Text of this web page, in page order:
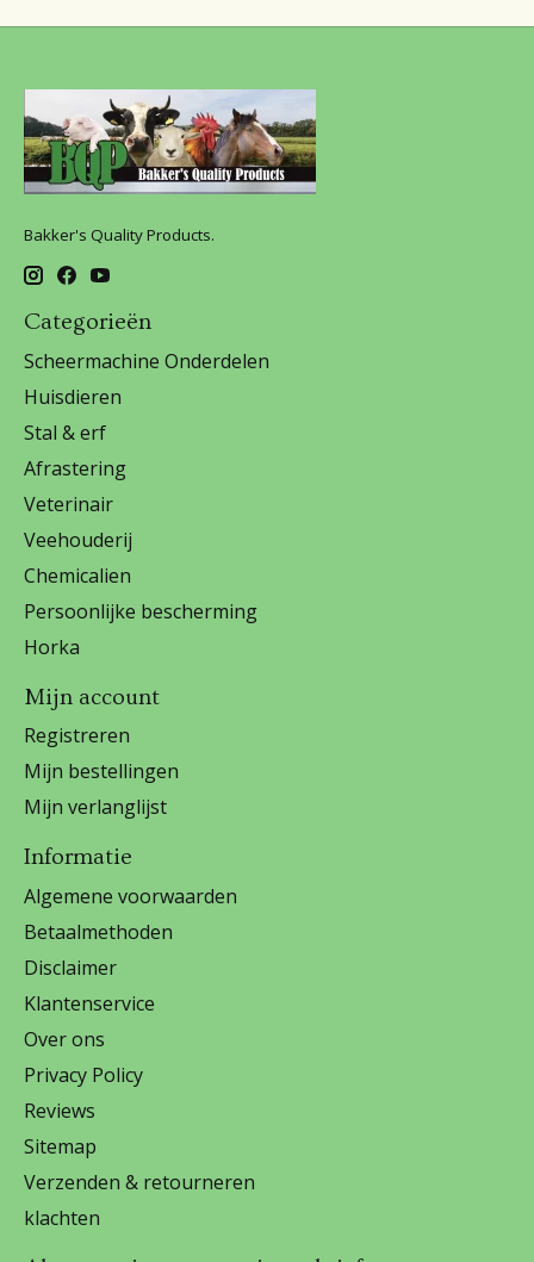
Bakker's Quality Products.
Categorieën
Scheermachine Onderdelen
Huisdieren
Stal & erf
Afrastering
Veterinair
Veehouderij
Chemicalien
Persoonlijke bescherming
Horka
Mijn account
Registreren
Mijn bestellingen
Mijn verlanglijst
Informatie
Algemene voorwaarden
Betaalmethoden
Disclaimer
Klantenservice
Over ons
Privacy Policy
Reviews
Sitemap
Verzenden & retourneren
klachten